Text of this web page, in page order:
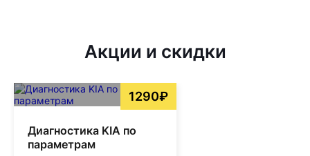
Акции и скидки
1290₽
Диагностика KIA по
параметрам